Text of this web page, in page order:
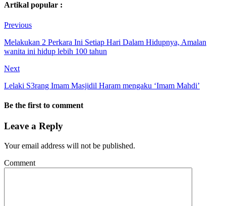
Artikal popular :
Previous
Melakukan 2 Perkara Ini Setiap Hari Dalam Hidupnya, Amalan
wanita ini hidup lebih 100 tahun
Next
Lelaki S3rang Imam Masjidil Haram mengaku ‘Imam Mahdi’
Be the first to comment
Leave a Reply
Your email address will not be published.
Comment